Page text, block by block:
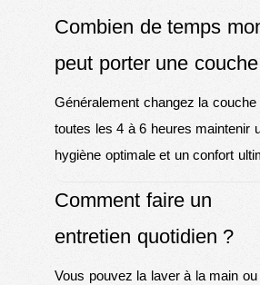
Combien de temps
peut porter une
Généralement changez la couche
toutes les 4 à 6 heures maintenir
hygiène optimale et un confort
Comment faire un
entretien quotidien ?
Vous pouvez la laver à la main ou